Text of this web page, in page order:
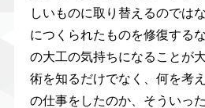
しいものに取り替えるのでは
につくられたものを修復する
の大工の気持ちになることが
術を知るだけでなく、何を考
の仕事をしたのか、そういっ